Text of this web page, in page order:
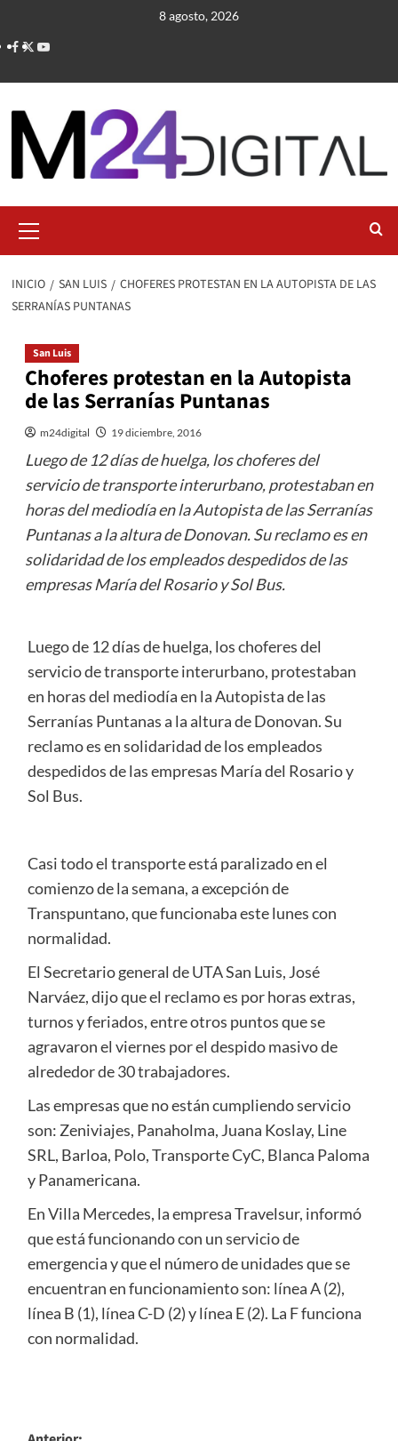
contenido
8 agosto, 2026
primario
INICIO SAN LUIS
CHOFERES PROTESTAN EN LA AUTOPISTA DE LAS
SERRANÍAS PUNTANAS
San Luis
Choferes protestan en la Autopista
de las Serranías Puntanas
m24digital 19 diciembre, 2016
Luego de 12 días de huelga, los choferes del
servicio de transporte interurbano, protestaban en
horas del mediodía en la Autopista de las Serranías
Puntanas a la altura de Donovan. Su reclamo es en
solidaridad de los empleados despedidos de las
empresas María del Rosario y Sol Bus.
Luego de 12 días de huelga, los choferes del
servicio de transporte interurbano, protestaban
en horas del mediodía en la Autopista de las
Serranías Puntanas a la altura de Donovan. Su
reclamo es en solidaridad de los empleados
despedidos de las empresas María del Rosario y
Sol Bus.
Casi todo el transporte está paralizado en el
comienzo de la semana, a excepción de
Transpuntano, que funcionaba este lunes con
normalidad.
El Secretario general de UTA San Luis, José
Narváez, dijo que el reclamo es por horas extras,
turnos y feriados, entre otros puntos que se
agravaron el viernes por el despido masivo de
alrededor de 30 trabajadores.
Las empresas que no están cumpliendo servicio
son: Zeniviajes, Panaholma, Juana Koslay, Line
SRL, Barloa, Polo, Transporte CyC, Blanca Paloma
y Panamericana.
En Villa Mercedes, la empresa Travelsur, informó
que está funcionando con un servicio de
emergencia y que el número de unidades que se
encuentran en funcionamiento son: línea A (2),
línea B (1), línea C-D (2) y línea E (2). La F funciona
con normalidad.